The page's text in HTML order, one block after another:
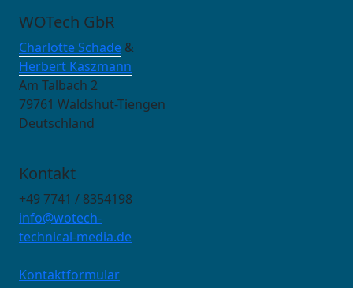
WOTech GbR
Charlotte Schade &
Herbert Käszmann
Am Talbach 2
79761 Waldshut-Tiengen
Deutschland
Kontakt
+49 7741 / 8354198
info@wotech-
technical-media.de
Kontaktformular